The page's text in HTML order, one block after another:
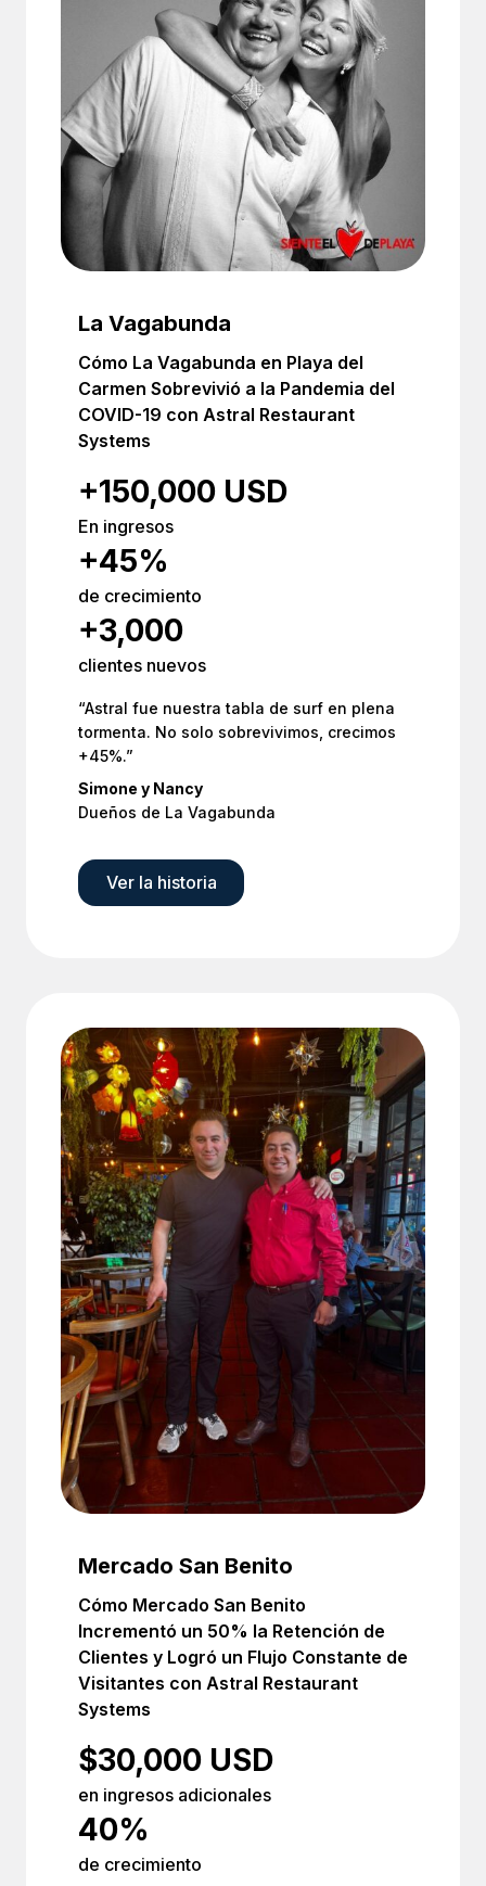
La Vagabunda
Cómo La Vagabunda en Playa del
Carmen Sobrevivió a la Pandemia del
COVID-19 con Astral Restaurant
Systems
+150,000 USD
En ingresos
+45%
de crecimiento
+3,000
clientes nuevos
“Astral fue nuestra tabla de surf en plena
tormenta. No solo sobrevivimos, crecimos
+45%.”
Simone y Nancy
Dueños de La Vagabunda
Ver la historia
Mercado San Benito
Cómo Mercado San Benito
Incrementó un 50% la Retención de
Clientes y Logró un Flujo Constante de
Visitantes con Astral Restaurant
Systems
$30,000 USD
en ingresos adicionales
40%
de crecimiento